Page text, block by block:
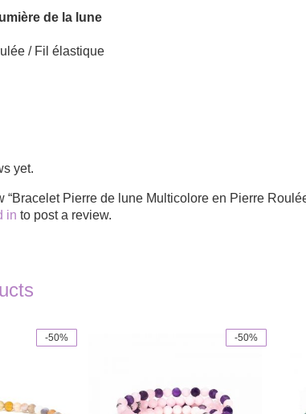
de la lune
/ Fil élastique
yet.
“Bracelet Pierre de lune Multicolore en Pierre
in to post a review.
-50% -50%